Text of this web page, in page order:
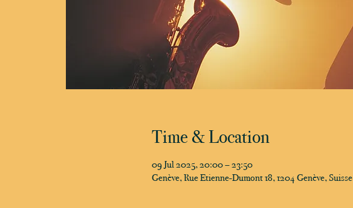
Time & Location
09 Jul 2025, 20:00 – 23:50
Genève, Rue Etienne-Dumont 18, 1204 Genève, Suisse